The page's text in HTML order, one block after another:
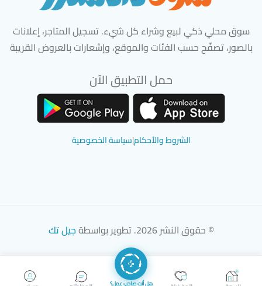
سوق محلي ذكي لبيع وشراء كل شيء. تسجيل المتاجر، إعلانات
بالصور، تصفّح حسب الفئات والموقع، وإشعارات بالعروض القريبة
حمل التطبيق الآن
الشروط والأحكام|سياسة الخصوصية
© حقوق النشر 2026. تطوير بواسطة جيل تك
هل أنت صاحب عمل؟